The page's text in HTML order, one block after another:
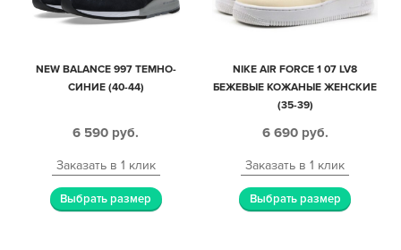
NEW BALANCE 997 ТЕМНО-
СИНИЕ (40-44)
6 590 руб.
Заказать в 1 клик
Выбрать размер
NIKE AIR FORCE 1 07 LV8
БЕЖЕВЫЕ КОЖАНЫЕ ЖЕНСКИЕ
(35-39)
6 690 руб.
Заказать в 1 клик
Выбрать размер